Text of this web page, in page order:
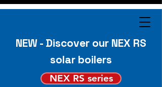
NEW - Discover our NEX RS
solar boilers
NEX RS series